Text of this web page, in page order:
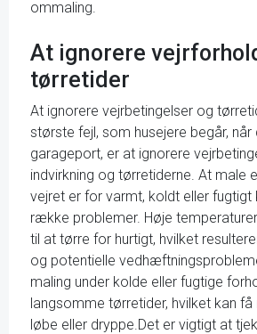
ommaling.
At ignorere
tørretider
At ignorere vejrbetingelser og
største fejl, som husejere begår, når
garageport, er at ignorere
indvirkning og tørretiderne. At male
vejret er for varmt, koldt eller fugtigt
række problemer. Høje
til at tørre for hurtigt, hvilket
og potentielle
maling under kolde eller fugtige
langsomme tørretider, hvilket kan få
løbe eller dryppe.Det er vigtigt at